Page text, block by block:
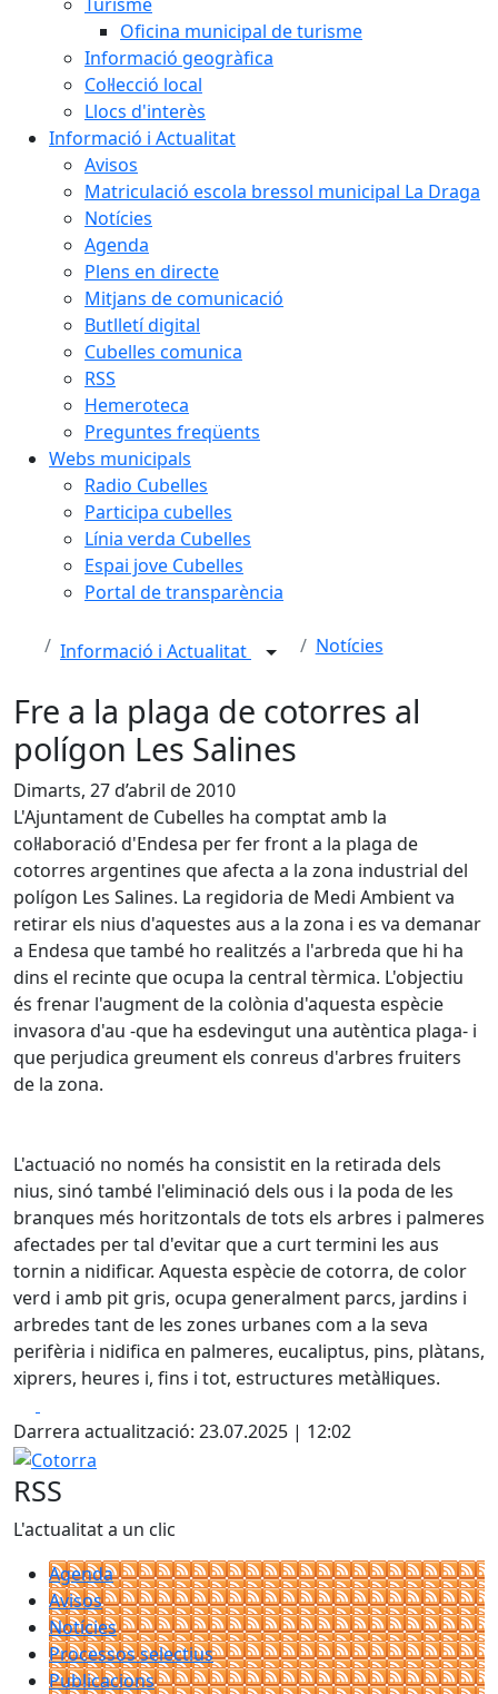
Oficina municipal de turisme
Informació geogràfica
Col·lecció local
Llocs d'interès
Informació i Actualitat
Avisos
Matriculació escola bressol municipal La Draga
Notícies
Agenda
Plens en directe
Mitjans de comunicació
Butlletí digital
Cubelles comunica
RSS
Hemeroteca
Preguntes freqüents
Webs municipals
Radio Cubelles
Participa cubelles
Línia verda Cubelles
Espai jove Cubelles
Portal de transparència
Informació i Actualitat Notícies
Fre a la plaga de cotorres al
polígon Les Salines
Dimarts, 27 d’abril de 2010
L'Ajuntament de Cubelles ha comptat amb la
col·laboració d'Endesa per fer front a la plaga de
cotorres argentines que afecta a la zona industrial del
polígon Les Salines. La regidoria de Medi Ambient va
retirar els nius d'aquestes aus a la zona i es va demanar
a Endesa que també ho realitzés a l'arbreda que hi ha
dins el recinte que ocupa la central tèrmica. L'objectiu
és frenar l'augment de la colònia d'aquesta espècie
invasora d'au -que ha esdevingut una autèntica plaga- i
que perjudica greument els conreus d'arbres fruiters
de la zona.
L'actuació no només ha consistit en la retirada dels
nius, sinó també l'eliminació dels ous i la poda de les
branques més horitzontals de tots els arbres i palmeres
afectades per tal d'evitar que a curt termini les aus
tornin a nidificar. Aquesta espècie de cotorra, de color
verd i amb pit gris, ocupa generalment parcs, jardins i
arbredes tant de les zones urbanes com a la seva
perifèria i nidifica en palmeres, eucaliptus, pins, plàtans,
xiprers, heures i, fins i tot, estructures metàl·liques.
Darrera actualització: 23.07.2025 | 12:02
Cotorra
RSS
L'actualitat a un clic
Agenda
Avisos
Notícies
Processos selectius
Publicacions